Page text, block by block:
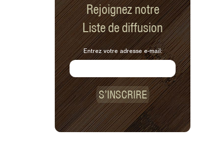
Rejoignez notre
Liste de diffusion
Entrez votre adresse e-mail:
S’INSCRIRE